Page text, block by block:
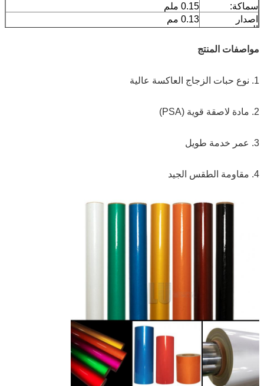
سماكة:
0.15 ملم
اصدار
الصحيفه:
0.13 مم
عينة:
عينة مجانية أثناء جمع الشحن
مواصفات المنتج
1. نوع حبات الزجاج العاكسة عالية
2. مادة لاصقة قوية (PSA)
3. عمر خدمة طويل
4. مقاومة الطقس الجيد